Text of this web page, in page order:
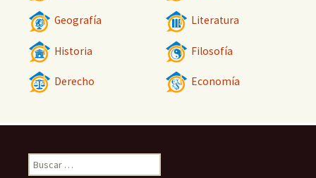
Geografía Literatura
Historia Filosofía
Derecho Economía
Buscar: